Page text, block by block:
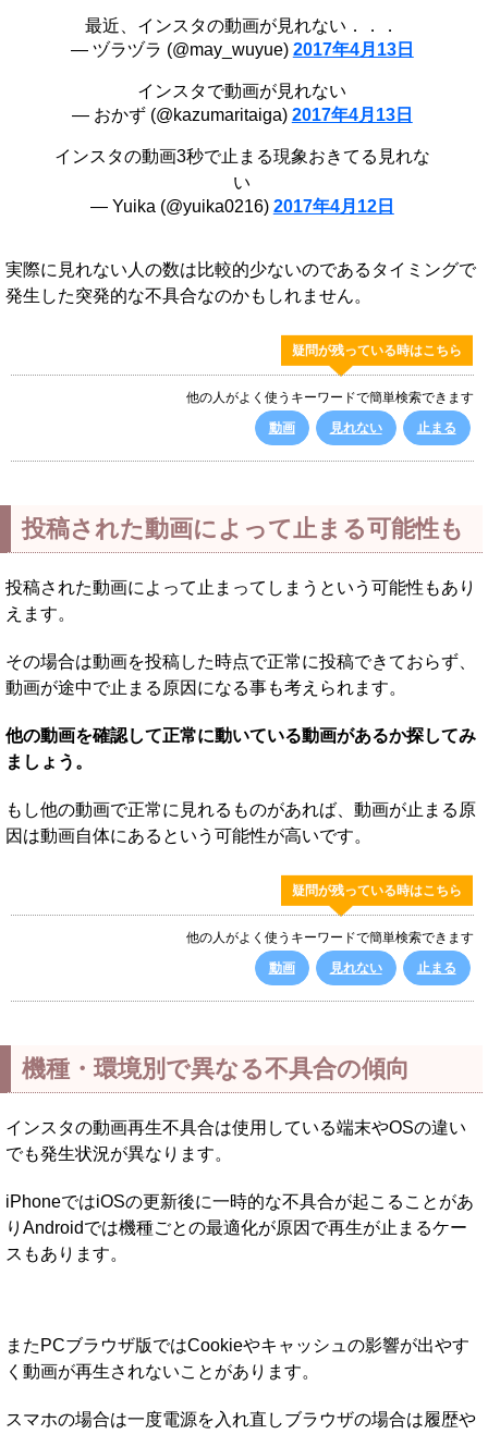
最近、インスタの動画が見れない．．．
— ヅラヅラ (@may_wuyue) 2017年4月13日
インスタで動画が見れない
— おかず (@kazumaritaiga) 2017年4月13日
インスタの動画3秒で止まる現象おきてる見れな
い
— Yuika (@yuika0216) 2017年4月12日
実際に見れない人の数は比較的少ないのであるタイミングで
発生した突発的な不具合なのかもしれません。
疑問が残っている時はこちら
他の人がよく使うキーワードで簡単検索できます
動画
見れない 止まる
投稿された動画によって止まる可能性も
投稿された動画によって止まってしまうという可能性もあり
えます。
その場合は動画を投稿した時点で正常に投稿できておらず、
動画が途中で止まる原因になる事も考えられます。
他の動画を確認して正常に動いている動画があるか探してみ
ましょう。
もし他の動画で正常に見れるものがあれば、動画が止まる原
因は動画自体にあるという可能性が高いです。
疑問が残っている時はこちら
他の人がよく使うキーワードで簡単検索できます
動画
見れない 止まる
機種・環境別で異なる不具合の傾向
インスタの動画再生不具合は使用している端末やOSの違い
でも発生状況が異なります。
iPhoneではiOSの更新後に一時的な不具合が起こることがあ
りAndroidでは機種ごとの最適化が原因で再生が止まるケー
スもあります。
またPCブラウザ版ではCookieやキャッシュの影響が出やす
く動画が再生されないことがあります。
スマホの場合は一度電源を入れ直しブラウザの場合は履歴や